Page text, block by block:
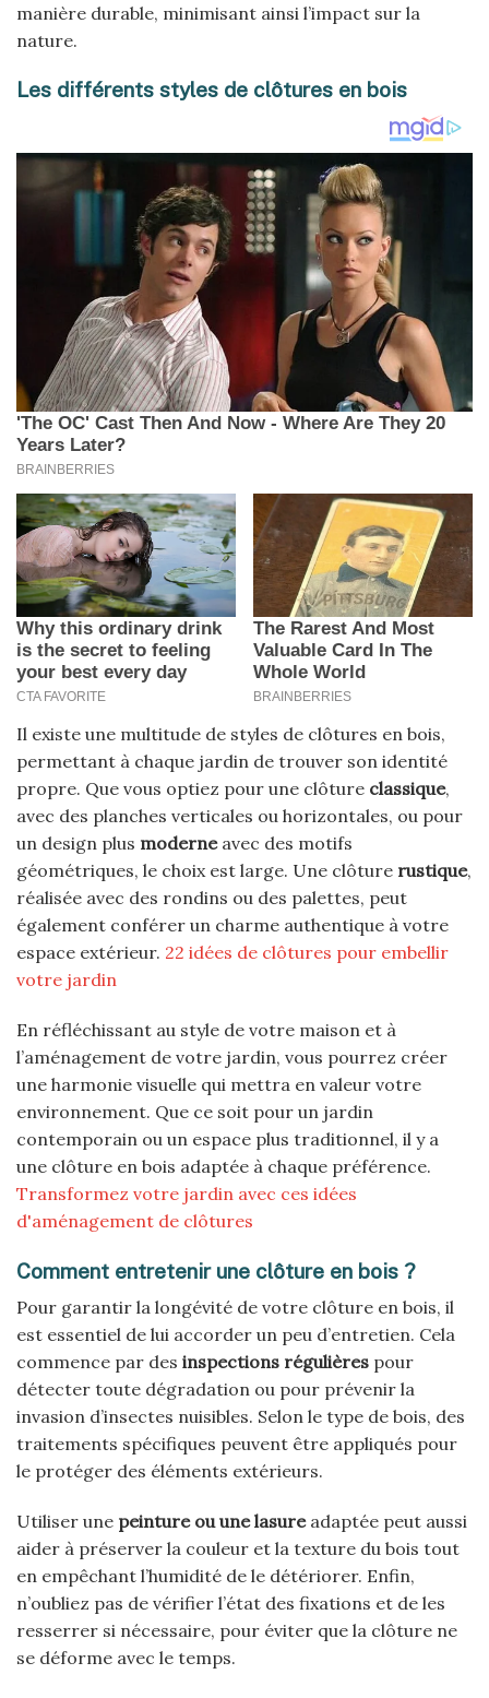
manière durable, minimisant ainsi l’impact sur la
nature.
Les différents styles de clôtures en bois
Il existe une multitude de styles de clôtures en bois,
permettant à chaque jardin de trouver son identité
propre. Que vous optiez pour une clôture classique,
avec des planches verticales ou horizontales, ou pour
un design plus moderneavec des motifs
géométriques, le choix est large. Une clôture rustique,
réalisée avec des rondins ou des palettes, peut
également conférer un charme authentique à votre
espace extérieur. 22 idées de clôtures pour embellir
votre jardin
En réfléchissant au style de votre maison et à
l’aménagement de votre jardin, vous pourrez créer
une harmonie visuelle qui mettra en valeur votre
environnement. Que ce soit pour un jardin
contemporain ou un espace plus traditionnel, il y a
une clôture en bois adaptée à chaque préférence.
Transformez votre jardin avec ces idées
d'aménagement de clôtures
Comment entretenir une clôture en bois ?
Pour garantir la longévité de votre clôture en bois, il
est essentiel de lui accorder un peu d’entretien. Cela
commence par des inspections régulières pour
détecter toute dégradation ou pour prévenir la
invasion d’insectes nuisibles. Selon le type de bois, des
traitements spécifiques peuvent être appliqués pour
le protéger des éléments extérieurs.
Utiliser une peinture ou une lasureadaptée peut aussi
aider à préserver la couleur et la texture du bois tout
en empêchant l’humidité de le détériorer. Enfin,
n’oubliez pas de vérifier l’état des fixations et de les
resserrer si nécessaire, pour éviter que la clôture ne
se déforme avec le temps.